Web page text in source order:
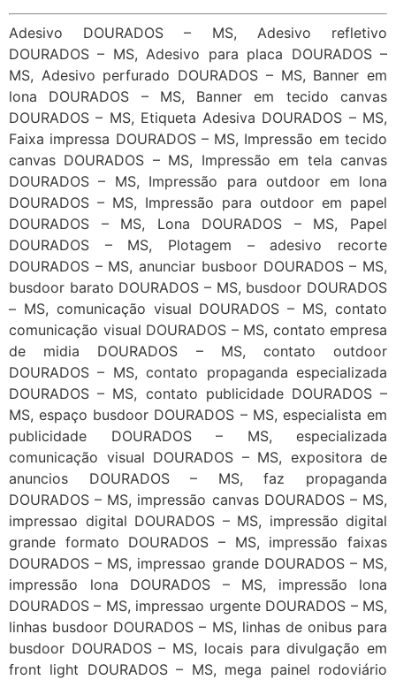
Adesivo DOURADOS – MS, Adesivo refletivo
DOURADOS – MS, Adesivo para placa DOURADOS –
MS, Adesivo perfurado DOURADOS – MS, Banner em
lona DOURADOS – MS, Banner em tecido canvas
DOURADOS – MS, Etiqueta Adesiva DOURADOS – MS,
Faixa impressa DOURADOS – MS, Impressão em tecido
canvas DOURADOS – MS, Impressão em tela canvas
DOURADOS – MS, Impressão para outdoor em lona
DOURADOS – MS, Impressão para outdoor em papel
DOURADOS – MS, Lona DOURADOS – MS, Papel
DOURADOS – MS, Plotagem – adesivo recorte
DOURADOS – MS, anunciar busboor DOURADOS – MS,
busdoor barato DOURADOS – MS, busdoor DOURADOS
– MS, comunicação visual DOURADOS – MS, contato
comunicação visual DOURADOS – MS, contato empresa
de midia DOURADOS – MS, contato outdoor
DOURADOS – MS, contato propaganda especializada
DOURADOS – MS, contato publicidade DOURADOS –
MS, espaço busdoor DOURADOS – MS, especialista em
publicidade DOURADOS – MS, especializada
comunicação visual DOURADOS – MS, expositora de
anuncios DOURADOS – MS, faz propaganda
DOURADOS – MS, impressão canvas DOURADOS – MS,
impressao digital DOURADOS – MS, impressão digital
grande formato DOURADOS – MS, impressão faixas
DOURADOS – MS, impressao grande DOURADOS – MS,
impressão lona DOURADOS – MS, impressão lona
DOURADOS – MS, impressao urgente DOURADOS – MS,
linhas busdoor DOURADOS – MS, linhas de onibus para
busdoor DOURADOS – MS, locais para divulgação em
front light DOURADOS – MS, mega painel rodoviário